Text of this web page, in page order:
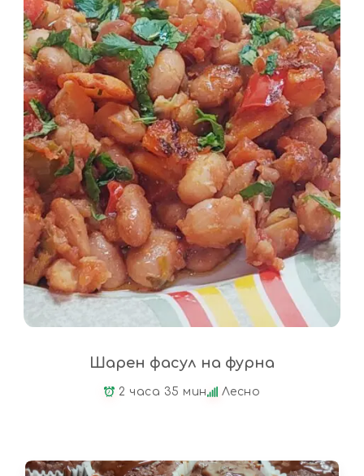
Шарен фасул на фурна
2 часа 35 мин Лесно